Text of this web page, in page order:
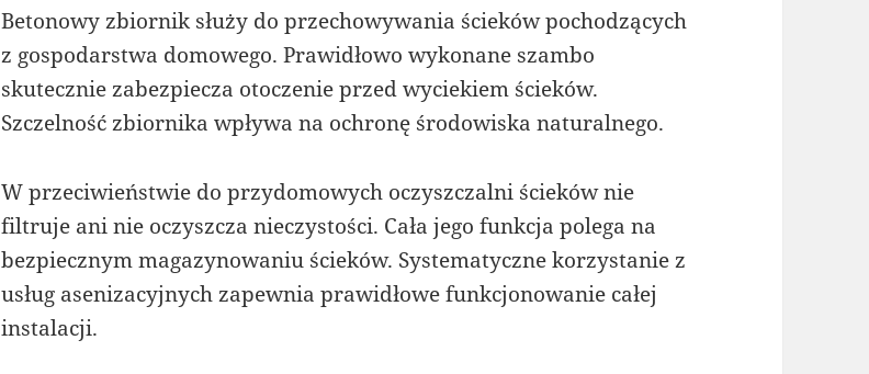
Betonowy zbiornik służy do przechowywania ścieków pochodzących
z gospodarstwa domowego. Prawidłowo wykonane szambo
skutecznie zabezpiecza otoczenie przed wyciekiem ścieków.
Szczelność zbiornika wpływa na ochronę środowiska naturalnego.
W przeciwieństwie do przydomowych oczyszczalni ścieków nie
filtruje ani nie oczyszcza nieczystości. Cała jego funkcja polega na
bezpiecznym magazynowaniu ścieków. Systematyczne korzystanie z
usług asenizacyjnych zapewnia prawidłowe funkcjonowanie całej
instalacji.